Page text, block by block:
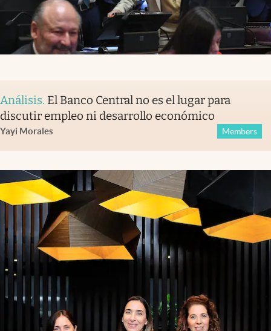
Análisis. El Banco Central no es el lugar para
discutir empleo ni desarrollo económico
Yayi Morales Members